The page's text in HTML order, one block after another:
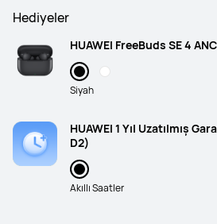
Hediyeler
HUAWEI FreeBuds SE 4
Siyah
HUAWEI 1 Yıl Uzatılmış
D2)
Akıllı Saatler